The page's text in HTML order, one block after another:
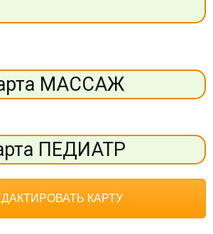
МАССАЖ
ПЕДИАТР
КАРТУ